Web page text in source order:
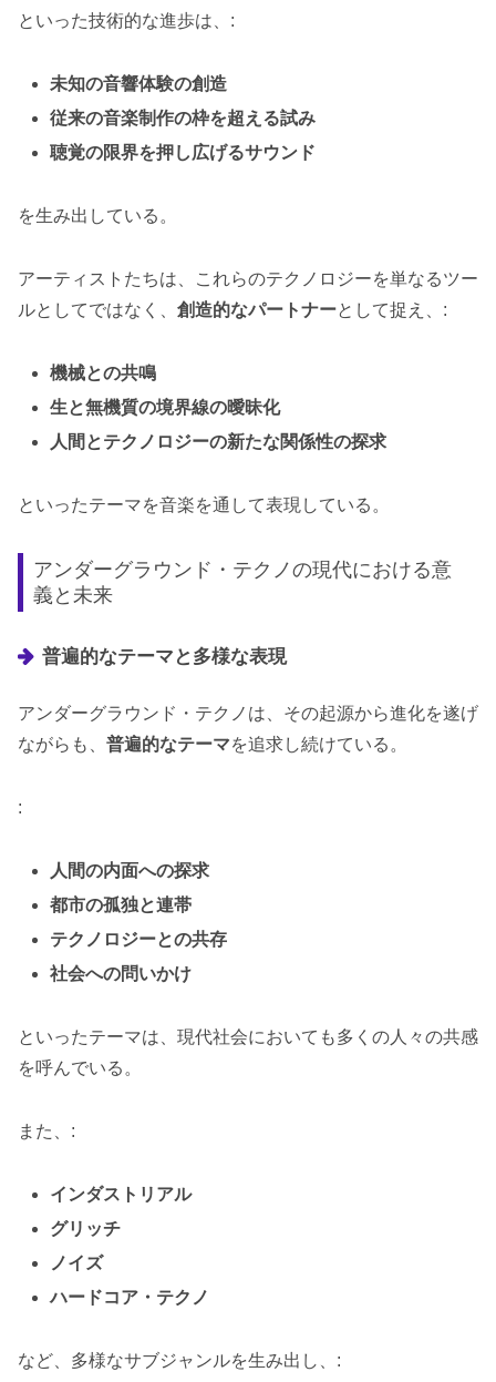
といった技術的な進歩は、:
未知の音響体験の創造
従来の音楽制作の枠を超える試み
聴覚の限界を押し広げるサウンド
を生み出している。
アーティストたちは、これらのテクノロジーを単なるツー
ルとしてではなく、 創造的なパートナーとして捉え、:
機械との共鳴
生と無機質の境界線の曖昧化
人間とテクノロジーの新たな関係性の探求
といったテーマを音楽を通して表現している。
アンダーグラウンド・テクノの現代における意
義と未来
普遍的なテーマと多様な表現
アンダーグラウンド・テクノは、その起源から進化を遂げ
ながらも、 普遍的なテーマを追求し続けている。
:
人間の内面への探求
都市の孤独と連帯
テクノロジーとの共存
社会への問いかけ
といったテーマは、現代社会においても多くの人々の共感
を呼んでいる。
また、:
インダストリアル
グリッチ
ノイズ
ハードコア・テクノ
など、多様なサブジャンルを生み出し、: